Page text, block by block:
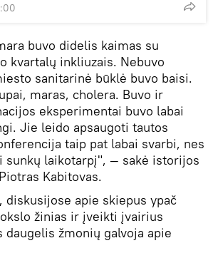
buvo didelis kaimas su
kvartalų inkliuzais. Nebuvo
sanitarinė būklė buvo baisi.
maras, cholera. Buvo ir
eksperimentai buvo labai
Jie leido apsaugoti tautos
taip pat labai svarbi, nes
sunkų laikotarpį", — sakė istorijos
Kabitovas.
diskusijose apie skiepus ypač
žinias ir įveikti įvairius
žmonių galvoja apie